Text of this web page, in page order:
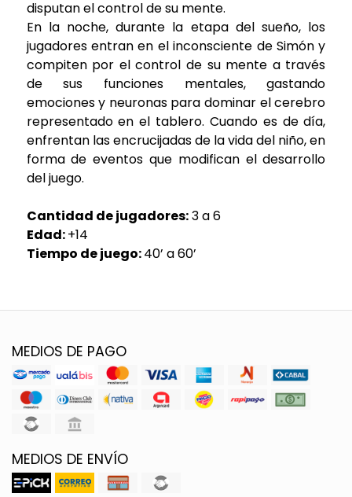
disputan el control de su mente.
En la noche, durante la etapa del sueño, los
jugadores entran en el inconsciente de Simón y
compiten por el control de su mente a través
de sus funciones mentales, gastando
emociones y neuronas para dominar el cerebro
representado en el tablero. Cuando es de día,
enfrentan las encrucijadas de la vida del niño, en
forma de eventos que modifican el desarrollo
del juego.
Cantidad de jugadores:3 a 6
Edad:+14
Tiempo de juego:40’ a 60’
MEDIOS DE PAGO
MEDIOS DE ENVÍO